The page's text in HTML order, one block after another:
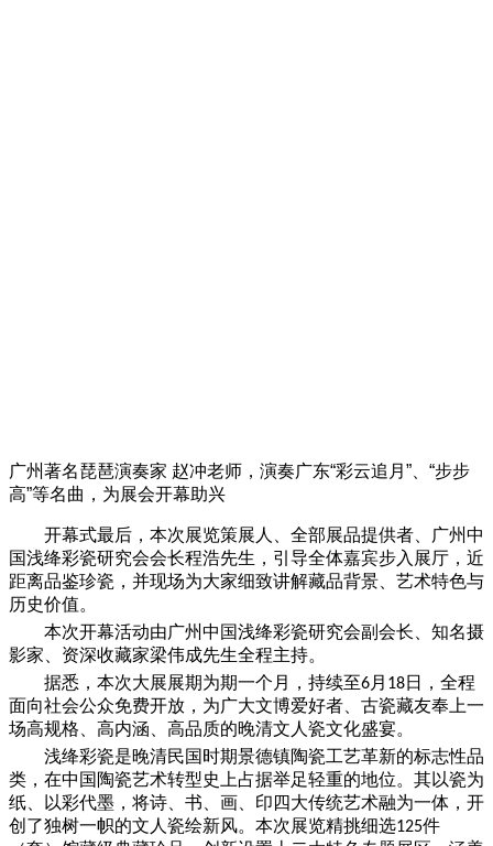
广州著名琵琶演奏家 赵冲老师，演奏广东“彩云追月”、“步步
高”等名曲，为展会开幕助兴
开幕式最后，本次展览策展人、全部展品提供者、广州中
国浅绛彩瓷研究会会长程浩先生，引导全体嘉宾步入展厅，近
距离品鉴珍瓷，并现场为大家细致讲解藏品背景、艺术特色与
历史价值。
本次开幕活动由广州中国浅绛彩瓷研究会副会长、知名摄
影家、资深收藏家梁伟成先生全程主持。
据悉，本次大展展期为期一个月，持续至6月 18日，全程
面向社会公众免费开放，为广大文博爱好者、古瓷藏友奉上一
场高规格、高内涵、高品质的晚清文人瓷文化盛宴。
浅绛彩瓷是晚清民国时期景德镇陶瓷工艺革新的标志性品
类，在中国陶瓷艺术转型史上占据举足轻重的地位。其以瓷为
纸、以彩代墨，将诗、书、画、印四大传统艺术融为一体，开
创了独树一帜的文人瓷绘新风。本次展览精挑细选125件